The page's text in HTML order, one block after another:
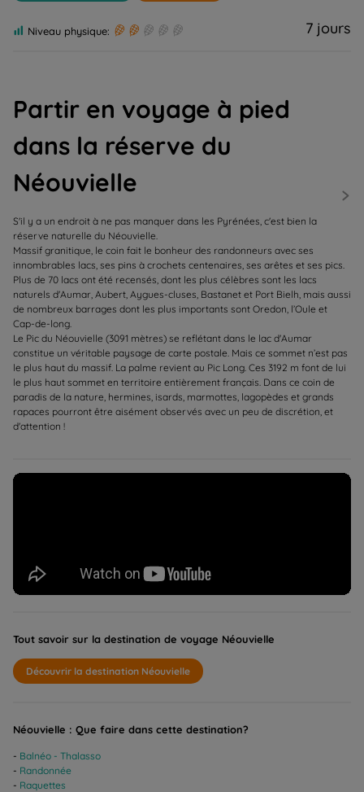
Niveau physique: 7 jours
Partir en voyage à pied
dans la réserve du
Néouvielle
S'il y a un endroit à ne pas manquer dans les Pyrénées, c'est bien la
réserve naturelle du Néouvielle.
Massif granitique, le coin fait le bonheur des randonneurs avec ses
innombrables lacs, ses pins à crochets centenaires, ses arêtes et ses pics.
Plus de 70 lacs ont été recensés, dont les plus célèbres sont les lacs
naturels d'Aumar, Aubert, Aygues-cluses, Bastanet et Port Bielh, mais aussi
de nombreux barrages dont les plus importants sont Oredon, l’Oule et
Cap-de-long.
Le Pic du Néouvielle (3091 mètres) se reflétant dans le lac d'Aumar
constitue un véritable paysage de carte postale. Mais ce sommet n’est pas
le plus haut du massif. La palme revient au Pic Long. Ces 3192 m font de lui
le plus haut sommet en territoire entièrement français. Dans ce coin de
paradis de la nature, hermines, isards, marmottes, lagopèdes et grands
rapaces pourront être aisément observés avec un peu de discrétion, et
d'attention !
Tout savoir sur la destination de voyage Néouvielle
Découvrir la destination Néouvielle
Néouvielle : Que faire dans cette destination?
Balnéo - Thalasso
Randonnée
Raquettes